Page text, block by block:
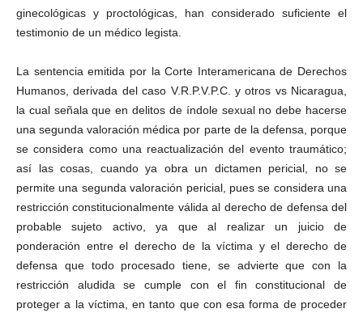
ginecológicas y proctológicas, han considerado suficiente el
testimonio de un médico legista.
La sentencia emitida por la Corte Interamericana de Derechos
Humanos, derivada del caso V.R.P.V.P.C. y otros vs Nicaragua,
la cual señala que en delitos de índole sexual no debe hacerse
una segunda valoración médica por parte de la defensa, porque
se considera como una reactualización del evento traumático;
así las cosas, cuando ya obra un dictamen pericial, no se
permite una segunda valoración pericial, pues se considera una
restricción constitucionalmente válida al derecho de defensa del
probable sujeto activo, ya que al realizar un juicio de
ponderación entre el derecho de la víctima y el derecho de
defensa que todo procesado tiene, se advierte que con la
restricción aludida se cumple con el fin constitucional de
proteger a la víctima, en tanto que con esa forma de proceder